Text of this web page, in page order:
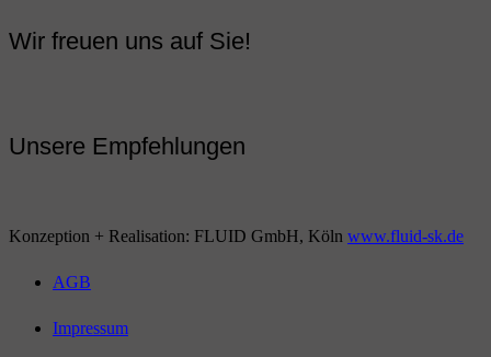
Wir freuen uns auf Sie!
Unsere Empfehlungen
Konzeption + Realisation: FLUID GmbH, Köln www.fluid-sk.de
AGB
Impressum